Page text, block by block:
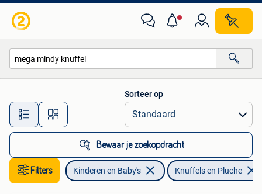
Alle afstanden…
Sorteer op
Bewaar je zoekopdracht
Filters Kinderen en Baby's Knuffels en Pluche